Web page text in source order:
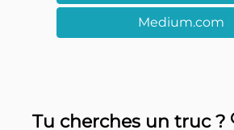
Medium.com
Tu cherches un truc ?